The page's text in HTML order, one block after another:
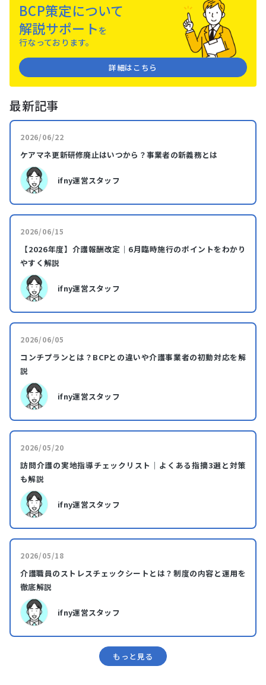
BCP策定について
解説サポート を
⾏なっております。
詳細はこちら
最新記事
2026/06/22
ケアマネ更新研修廃止はいつから？事業者の新義務とは
ifny運営スタッフ
2026/06/15
【2026年度】介護報酬改定｜6月臨時施行のポイントをわかり
やすく解説
ifny運営スタッフ
2026/06/05
コンチプランとは？BCPとの違いや介護事業者の初動対応を解
説
ifny運営スタッフ
2026/05/20
訪問介護の実地指導チェックリスト｜よくある指摘3選と対策
も解説
ifny運営スタッフ
2026/05/18
介護職員のストレスチェックシートとは？制度の内容と運用を
徹底解説
ifny運営スタッフ
もっと⾒る